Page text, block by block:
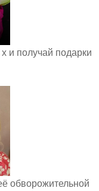
и получай подарки
обворожительной